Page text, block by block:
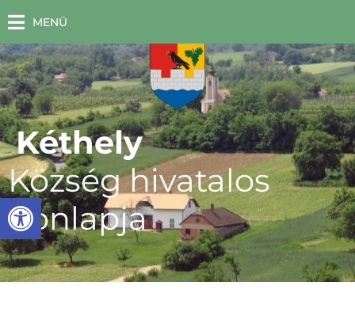
Eszköztár megnyitása
MENÜ
Kéthely
Község hivatalos
honlapja